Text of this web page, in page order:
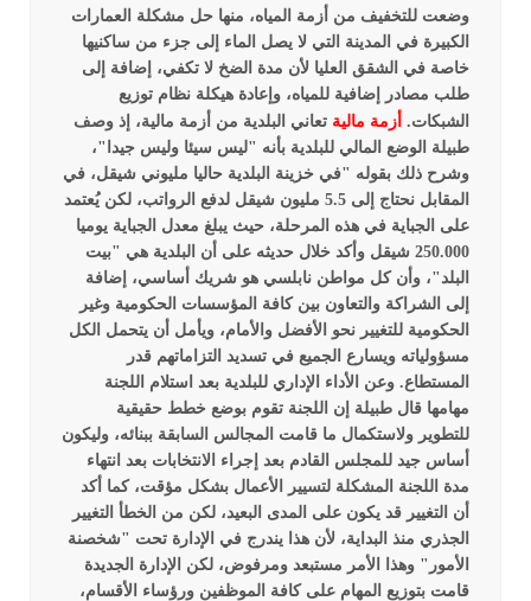
وضعت للتخفيف من أزمة المياه، منها حل مشكلة العمارات
الكبيرة في المدينة التي لا يصل الماء إلى جزء من ساكنيها
خاصة في الشقق العليا لأن مدة الضخ لا تكفي، إضافة إلى
طلب مصادر إضافية للمياه، وإعادة هيكلة نظام توزيع
الشبكات. أزمة مالية تعاني البلدية من أزمة مالية، إذ وصف
طبيلة الوضع المالي للبلدية بأنه "ليس سيئا وليس جيدا"،
وشرح ذلك بقوله "في خزينة البلدية حاليا مليوني شيقل، في
المقابل نحتاج إلى 5.5 مليون شيقل لدفع الرواتب، لكن يُعتمد
على الجباية في هذه المرحلة، حيث يبلغ معدل الجباية يوميا
250.000 شيقل
وأكد خلال حديثه على أن البلدية هي "بيت
البلد"، وأن كل مواطن نابلسي هو شريك أساسي، إضافة
إلى الشراكة والتعاون بين كافة المؤسسات الحكومية وغير
الحكومية للتغيير نحو الأفضل والأمام، ويأمل أن يتحمل الكل
مسؤولياته ويسارع الجميع في تسديد التزاماتهم قدر
المستطاع. وعن الأداء الإداري للبلدية بعد استلام اللجنة
مهامها قال طبيلة إن اللجنة تقوم بوضع خطط حقيقية
للتطوير ولاستكمال ما قامت المجالس السابقة ببنائه، وليكون
أساس جيد للمجلس القادم بعد إجراء الانتخابات بعد انتهاء
مدة اللجنة المشكلة لتسيير الأعمال بشكل مؤقت، كما أكد
أن التغيير قد يكون على المدى البعيد، لكن من الخطأ التغيير
الجذري منذ البداية، لأن هذا يندرج في الإدارة تحت "شخصنة
الأمور" وهذا الأمر مستبعد ومرفوض، لكن الإدارة الجديدة
قامت بتوزيع المهام على كافة الموظفين ورؤساء الأقسام،